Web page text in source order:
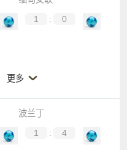
1 :
0
更多
波兰丁
1 :
4